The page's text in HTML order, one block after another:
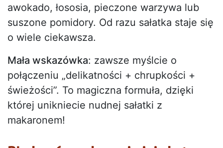
awokado, łososia, pieczone warzywa lub
suszone pomidory. Od razu sałatka staje się
o wiele ciekawsza.
Mała wskazówka: zawsze myślcie o
połączeniu „delikatności + chrupkości +
świeżości”. To magiczna formuła, dzięki
której unikniecie nudnej sałatki z
makaronem!